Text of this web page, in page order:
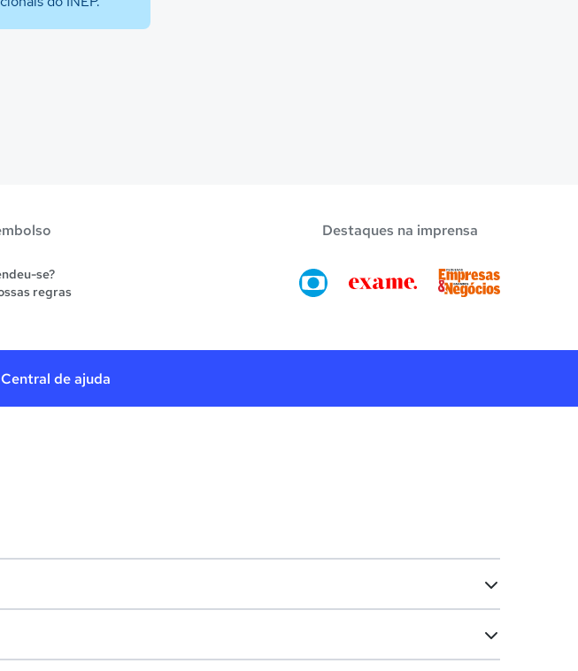
se?
regras
Destaques na imprensa
Central de ajuda